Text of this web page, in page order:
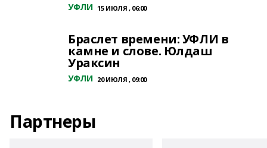
УФЛИ 15 ИЮЛЯ , 06:00
Браслет времени: УФЛИ в
камне и слове. Юлдаш
Ураксин
УФЛИ 20 ИЮЛЯ , 09:00
Партнеры